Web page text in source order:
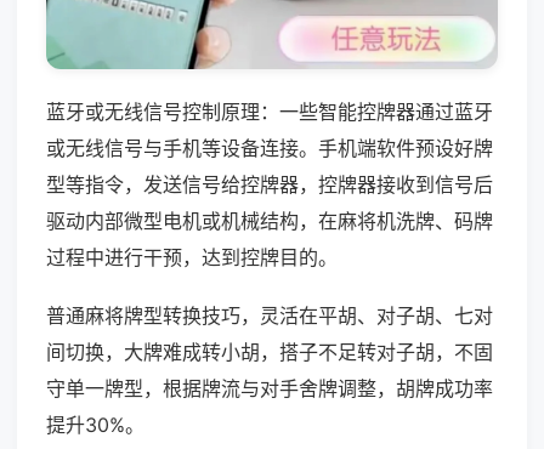
蓝牙或无线信号控制原理：一些智能控牌器通过蓝牙
或无线信号与手机等设备连接。手机端软件预设好牌
型等指令，发送信号给控牌器，控牌器接收到信号后
驱动内部微型电机或机械结构，在麻将机洗牌、码牌
过程中进行干预，达到控牌目的。
普通麻将牌型转换技巧，灵活在平胡、对子胡、七对
间切换，大牌难成转小胡，搭子不足转对子胡，不固
守单一牌型，根据牌流与对手舍牌调整，胡牌成功率
提升30%。